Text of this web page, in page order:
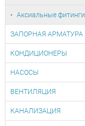
Аксиальные фитинги
ЗАПОРНАЯ АРМАТУРА
КОНДИЦИОНЕРЫ
НАСОСЫ
ВЕНТИЛЯЦИЯ
КАНАЛИЗАЦИЯ